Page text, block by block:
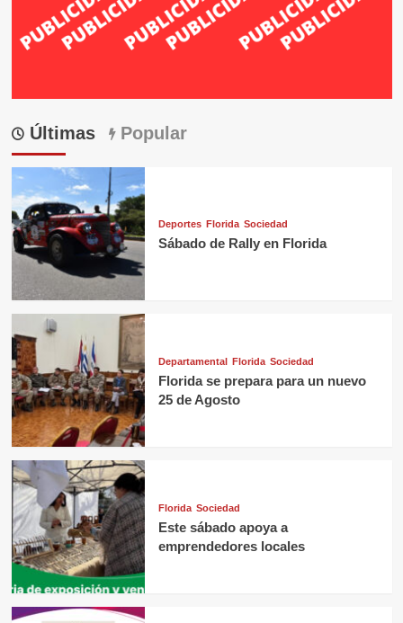
Últimas Popular
Deportes Florida Sociedad
Sábado de Rally en Florida
Departamental Florida Sociedad
Florida se prepara para un nuevo
25 de Agosto
Florida Sociedad
Este sábado apoya a
emprendedores locales